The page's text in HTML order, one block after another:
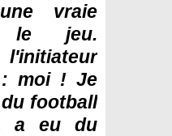
vraie
le jeu.
l'initiateur
: moi ! Je
football
a eu du